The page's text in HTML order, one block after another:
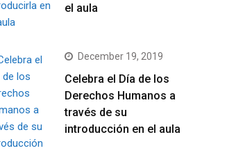
el aula
December 19, 2019
Celebra el Día de los
Derechos Humanos a
través de su
introducción en el aula